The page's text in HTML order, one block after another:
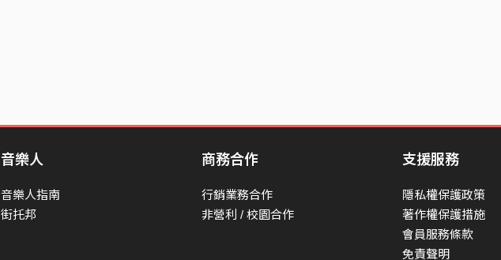
音樂人
音樂人指南
街托邦
商務合作
行銷業務合作
非營利 / 校園合作
支援服務
隱私權保護政策
著作權保護措施
會員服務條款
免責聲明